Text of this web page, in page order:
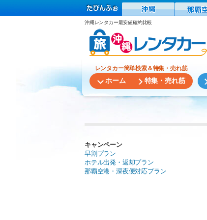
沖縄レンタカー最安値確約比較
レンタカー簡単検索＆特集・売れ筋
ホーム 特集・売れ筋
キャンペーン
早割プラン
ホテル出発・返却プラン
那覇空港・深夜便対応プラン